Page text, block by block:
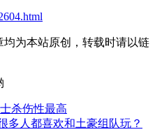
为本站原创，转载时请以链
杀伤性最高
多人都喜欢和土豪组队玩？